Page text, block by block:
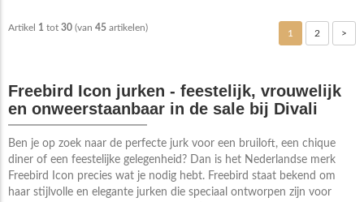
Artikel 1 tot 30 (van 45 artikelen)
1 2 >
Freebird Icon jurken - feestelijk, vrouwelijk
en onweerstaanbaar in de sale bij Divali
Ben je op zoek naar de perfecte jurk voor een bruiloft, een chique
diner of een feestelijke gelegenheid? Dan is het Nederlandse merk
Freebird Icon precies wat je nodig hebt. Freebird staat bekend om
haar stijlvolle en elegante jurken die speciaal ontworpen zijn voor